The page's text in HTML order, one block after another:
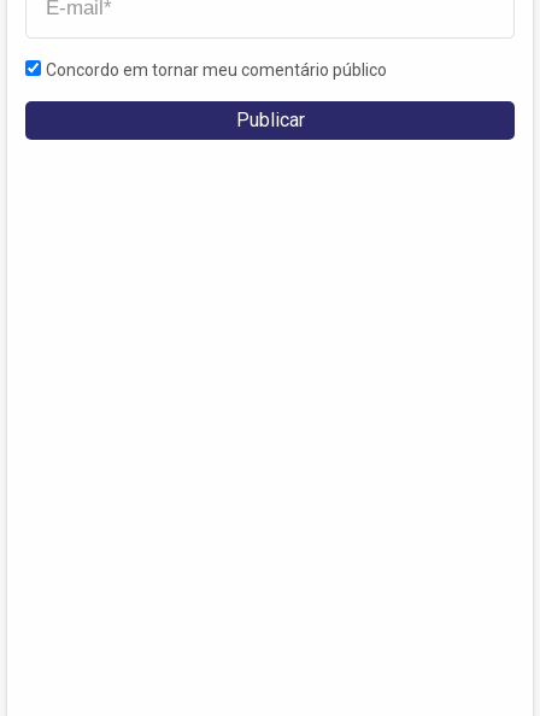
Concordo em tornar meu comentário público